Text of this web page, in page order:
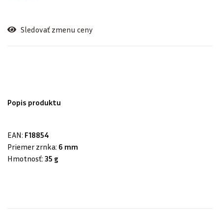
Sledovať zmenu ceny
Popis produktu
EAN: F18854
Priemer zrnka: 6 mm
Hmotnosť: 35 g